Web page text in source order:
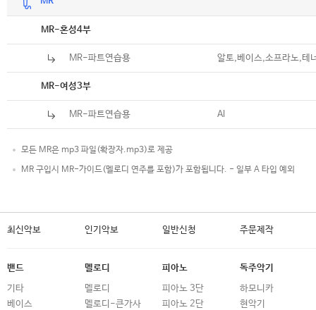
MR-혼성4부
MR-파트연습용 알토,베이스,소프라노,테
MR-여성3부
MR-파트연습용 Al
모든 MR은 mp3 파일(확장자.mp3)로 제공
MR 구입시 MR-가이드(멜로디 연주를 포함)가 포함됩니다. - 일부 A 타입 예외
최신악보 인기악보 일반신청 주문제작
밴드
기타
베이스
멜로디
멜로디
멜로디-큰가사
피아노
피아노 3단
피아노 2단
독주악기
하모니카
현악기